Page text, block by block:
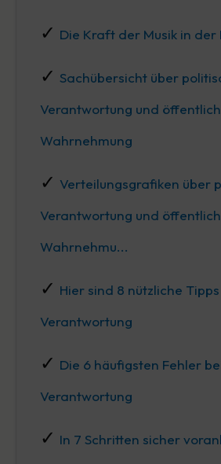
Die Kraft der Musik in der
Sachübersicht über
Verantwortung und
Wahrnehmung
Verteilungsgrafiken über
Verantwortung und
Wahrnehmu...
Hier sind 8 nützliche
Verantwortung
Die 6 häufigsten Fehler
Verantwortung
In 7 Schritten sicher